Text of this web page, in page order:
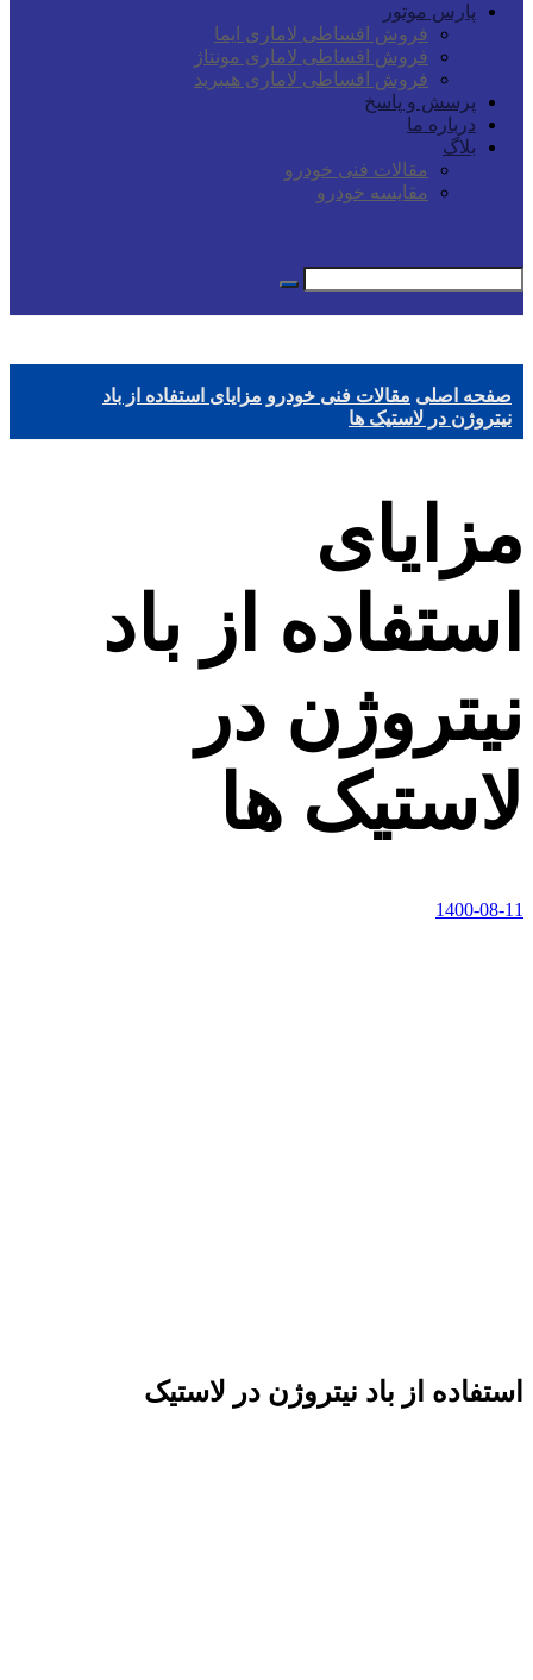
پارس موتور
فروش اقساطی لاماری ایما
فروش اقساطی لاماری مونتاژ
فروش اقساطی لاماری هیبرید
پرسش و پاسخ
درباره ما
بلاگ
مقالات فنی خودرو
مقایسه خودرو
صفحه اصلی مقالات فنی خودرو مزایای استفاده از باد
نیتروژن در لاستیک ها
مزایای
استفاده از باد
نیتروژن در
لاستیک ها
1400-08-11
استفاده از باد نیتروژن در لاستیک